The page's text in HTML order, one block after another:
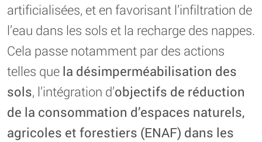
artificialisées, et en favorisant l’infiltration de
l’eau dans les sols et la recharge des nappes.
Cela passe notamment par des actions
telles que la désimperméabilisation des
sols, l’intégration d’objectifs de réduction
de la consommation d’espaces naturels,
agricoles et forestiers (ENAF) dans les